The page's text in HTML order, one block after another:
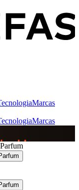
Marcas
Marcas